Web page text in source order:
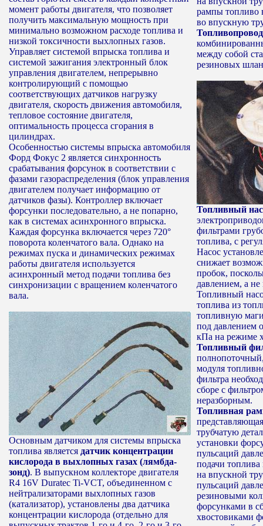
момент работы двигателя, что позволяет
получить максимальную мощность при
минимально возможном расходе топлива и
низкой токсичности выхлопных газов.
Управляет системой впрыска топлива и
системой зажигания электронный блок
управления двигателем, непрерывно
контролирующий с помощью
соответствующих датчиков нагрузку
двигателя, скорость движения автомобиля,
тепловое состояние двигателя,
оптимальность процесса сгорания в
цилиндрах.
Особенностью системы впрыска автомобиля
Форд Фокус 2 является синхронность
срабатывания форсунок в соответствии с
фазами газораспределения (блок управления
двигателем получает информацию от
датчиков фазы). Контроллер включает
форсунки последовательно, а не попарно,
как в системах асинхронного впрыска.
Каждая форсунка включается через 720°
поворота коленчатого вала. Однако на
режимах пуска и динамических режимах
работы двигателя используется
асинхронный метод подачи топлива без
синхронизации с вращением коленчатого
вала.
Основным датчиком для системы впрыска
топлива является датчик концентрации
кислорода в выхлопных газах (лямбда-
зонд). В выпускном коллекторе двигателя
R4 16V Duratec Ti-VCT, объединенном с
нейтрализаторами выхлопных газов
(катализатор), установлены два датчика
концентрации кислорода (отдельно для
рампы топливо
во впускную
между собой
резиновых
Топливный
фильтрами
топлива, с
Насос
снижает
пробок,
давлением, а
Топливный
топлива из
топливную
под давлением
кПа на режиме
Топливный
модуля
фильтра
сборе с
неразборным.
Топливная
трубчатую
установки
пульсаций
подачи
на впускной
пульсаций
резиновыми
форсунками в
хвостовиками